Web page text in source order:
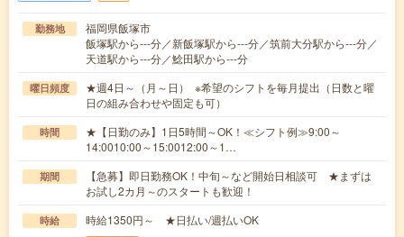
勤務地
福岡県飯塚市
飯塚駅から---分／新飯塚駅から---分／筑前大分駅から---分／
天道駅から---分／鯰田駅から---分
曜日頻度
★週4日～（月～日） ※希望のシフトを毎月提出（日数と曜
日の組み合わせや固定も可）
時間
★【日勤のみ】1日5時間～OK！≪シフト例≫9:00～
14:0010:00～15:0012:00～1…
期間
【急募】即日勤務OK！中旬～など開始日相談可 ★まずは
お試し2カ月～のスタートも歓迎！
時給 時給1350円～ ★日払い/週払いOK